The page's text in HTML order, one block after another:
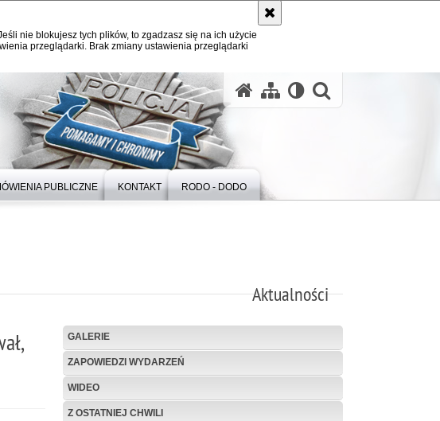
nie blokujesz tych plików, to zgadzasz się na ich użycie
przeglądarki. Brak zmiany ustawienia przeglądarki
PUBLICZNE KONTAKT RODO - DODO
Aktualności
GALERIE
ZAPOWIEDZI WYDARZEŃ
WIDEO
Z OSTATNIEJ CHWILI